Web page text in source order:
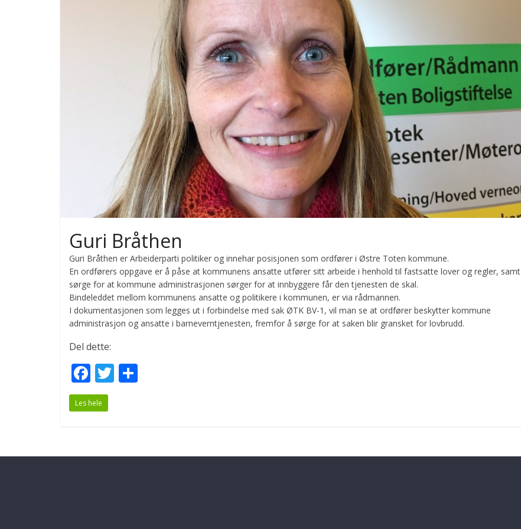
Guri Bråthen
Guri Bråthen er Arbeiderparti politiker og innehar posisjonen som ordfører i Østre Toten kommune.
En ordførers oppgave er å påse at kommunens ansatte utfører sitt arbeide i henhold til fastsatte lover og regler, samt
sørge for at kommune administrasjonen sørger for at innbyggere får den tjenesten de skal.
Bindeleddet mellom kommunens ansatte og politikere i kommunen, er via rådmannen.
I dokumentasjonen som legges ut i forbindelse med sak ØTK BV-1, vil man se at ordfører beskytter kommune
administrasjon og ansatte i barneverntjenesten, fremfor å sørge for at saken blir gransket for lovbrudd.
Del dette:
F
ac
e
T
Les hele